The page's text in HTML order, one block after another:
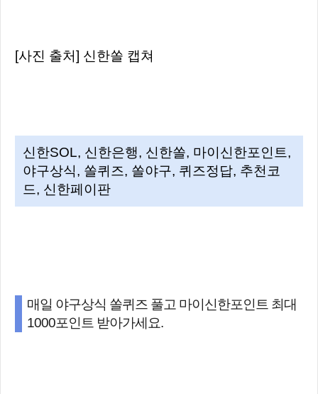
[사진 출처] 신한쏠 캡쳐
신한SOL, 신한은행, 신한쏠, 마이신한포인트,
야구상식, 쏠퀴즈, 쏠야구, 퀴즈정답, 추천코
드, 신한페이판
매일 야구상식 쏠퀴즈 풀고 마이신한포인트 최대
1000포인트 받아가세요.